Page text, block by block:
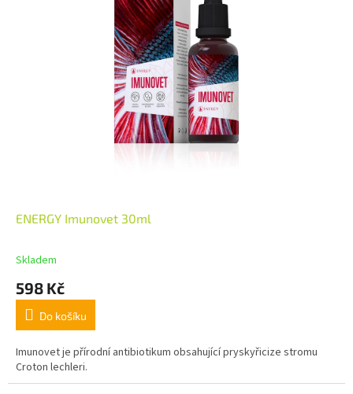
ENERGY Imunovet 30ml
Skladem
598 Kč
Do košíku
Imunovet je přírodní antibiotikum obsahující pryskyřicize stromu
Croton lechleri.